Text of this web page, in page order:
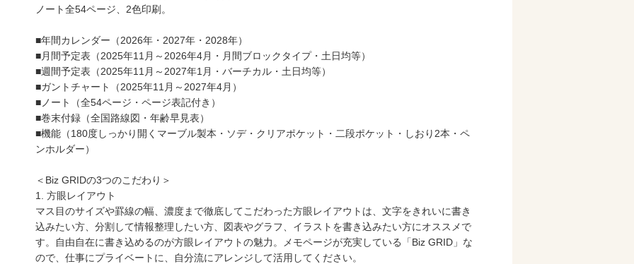
ノート全54ページ、2色印刷。
■年間カレンダー（2026年・2027年・2028年）
■月間予定表（2025年11月～2026年4月・月間ブロックタイプ・土日均等）
■週間予定表（2025年11月～2027年1月・バーチカル・土日均等）
■ガントチャート（2025年11月～2027年4月）
■ノート（全54ページ・ページ表記付き）
■巻末付録（全国路線図・年齢早見表）
■機能（180度しっかり開くマーブル製本・ソデ・クリアポケット・二段ポケット・しおり2本・ペ
ンホルダー）
＜Biz GRIDの3つのこだわり＞
1. 方眼レイアウト
マス目のサイズや罫線の幅、濃度まで徹底してこだわった方眼レイアウトは、文字をきれいに書き
込みたい方、分割して情報整理したい方、図表やグラフ、イラストを書き込みたい方にオススメで
す。自由自在に書き込めるのが方眼レイアウトの魅力。メモページが充実している「Biz GRID」な
ので、仕事にプライベートに、自分流にアレンジして活用してください。